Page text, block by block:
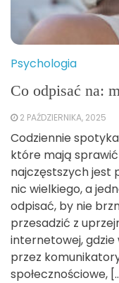
Psychologia
Co odpisać na:
2 PAŹDZIERNIKA, 2025
Codziennie
które mają
najczęstszych jest
nic wielkiego, a
odpisać, by nie
przesadzić z
internetowej, gdzie
przez
społecznościowe,